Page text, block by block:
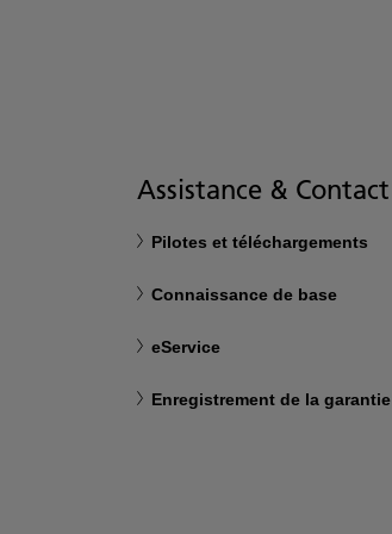
Assistance & Contact
Pilotes et téléchargements
Connaissance de base
eService
Enregistrement de la garantie